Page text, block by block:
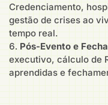
Credenciamento,
gestão de crises ao
tempo real.
Pós-Evento e
executivo, cálculo de
aprendidas e